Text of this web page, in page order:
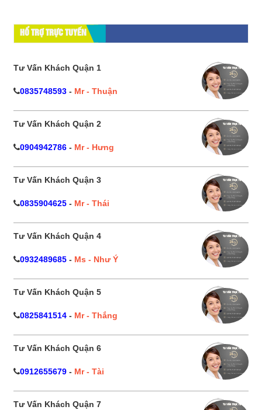
HỔ TRỢ TRỰC TUYẾN
Tư Vấn Khách Quận 1
0835748593 - Mr - Thuận
Tư Vấn Khách Quận 2
0904942786 - Mr - Hưng
Tư Vấn Khách Quận 3
0835904625 - Mr - Thái
Tư Vấn Khách Quận 4
0932489685 - Ms - Như Ý
Tư Vấn Khách Quận 5
0825841514 - Mr - Thắng
Tư Vấn Khách Quận 6
0912655679 - Mr - Tài
Tư Vấn Khách Quận 7